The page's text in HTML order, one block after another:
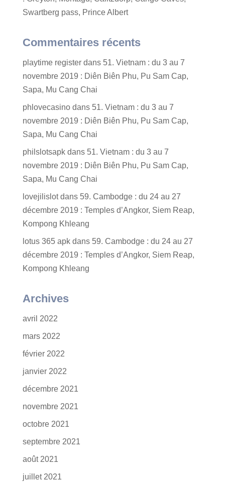
Swartberg pass, Prince Albert
Commentaires récents
playtime registerdans 51. Vietnam : du 3 au 7
novembre 2019 : Diên Biên Phu, Pu Sam Cap,
Sapa, Mu Cang Chai
phlovecasinodans 51. Vietnam : du 3 au 7
novembre 2019 : Diên Biên Phu, Pu Sam Cap,
Sapa, Mu Cang Chai
philslotsapkdans 51. Vietnam : du 3 au 7
novembre 2019 : Diên Biên Phu, Pu Sam Cap,
Sapa, Mu Cang Chai
lovejilislotdans 59. Cambodge : du 24 au 27
décembre 2019 : Temples d’Angkor, Siem Reap,
Kompong Khleang
lotus 365 apkdans 59. Cambodge : du 24 au 27
décembre 2019 : Temples d’Angkor, Siem Reap,
Kompong Khleang
Archives
avril 2022
mars 2022
février 2022
janvier 2022
décembre 2021
novembre 2021
octobre 2021
septembre 2021
août 2021
juillet 2021